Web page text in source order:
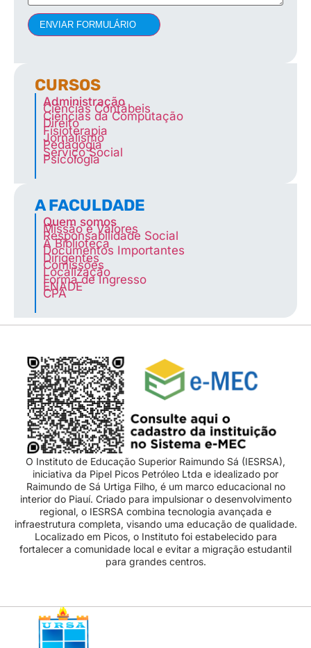
ENVIAR FORMULÁRIO
CURSOS
Administração
Ciências Contábeis
Ciências da Computação
Direito
Fisioterapia
Jornalismo
Pedagogia
Serviço Social
Psicologia
A FACULDADE
Quem somos
Missão e Valores
Responsabilidade Social
A Biblioteca
Documentos Importantes
Dirigentes
Comissões
Localização
Forma de Ingresso
ENADE
CPA
O Instituto de Educação Superior Raimundo Sá (IESRSA),
iniciativa da Pipel Picos Petróleo Ltda e idealizado por
Raimundo de Sá Urtiga Filho, é um marco educacional no
interior do Piauí. Criado para impulsionar o desenvolvimento
regional, o IESRSA combina tecnologia avançada e
infraestrutura completa, visando uma educação de qualidade.
Localizado em Picos, o Instituto foi estabelecido para
fortalecer a comunidade local e evitar a migração estudantil
para grandes centros.